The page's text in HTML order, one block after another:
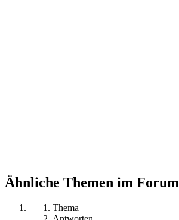
Ähnliche Themen im Forum
Thema